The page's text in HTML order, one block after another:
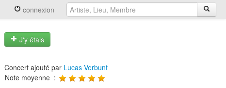
connexion
J'y étais
Concert ajouté par Lucas Verbunt
Note moyenne :